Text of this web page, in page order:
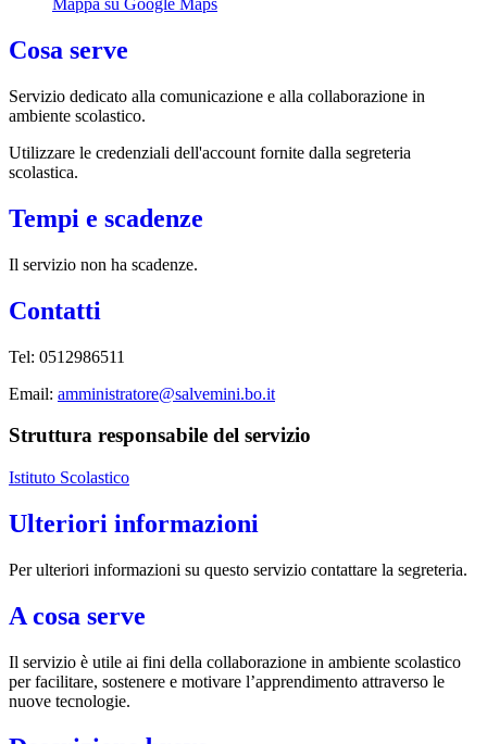
Mappa su Google Maps
Cosa serve
Servizio dedicato alla comunicazione e alla collaborazione in
ambiente scolastico.
Utilizzare le credenziali dell'account fornite dalla segreteria
scolastica.
Tempi e scadenze
Il servizio non ha scadenze.
Contatti
Tel: 0512986511
Email: amministratore@salvemini.bo.it
Struttura responsabile del servizio
Istituto Scolastico
Ulteriori informazioni
Per ulteriori informazioni su questo servizio contattare la segreteria.
A cosa serve
Il servizio è utile ai fini della collaborazione in ambiente scolastico
per facilitare, sostenere e motivare l’apprendimento attraverso le
nuove tecnologie.